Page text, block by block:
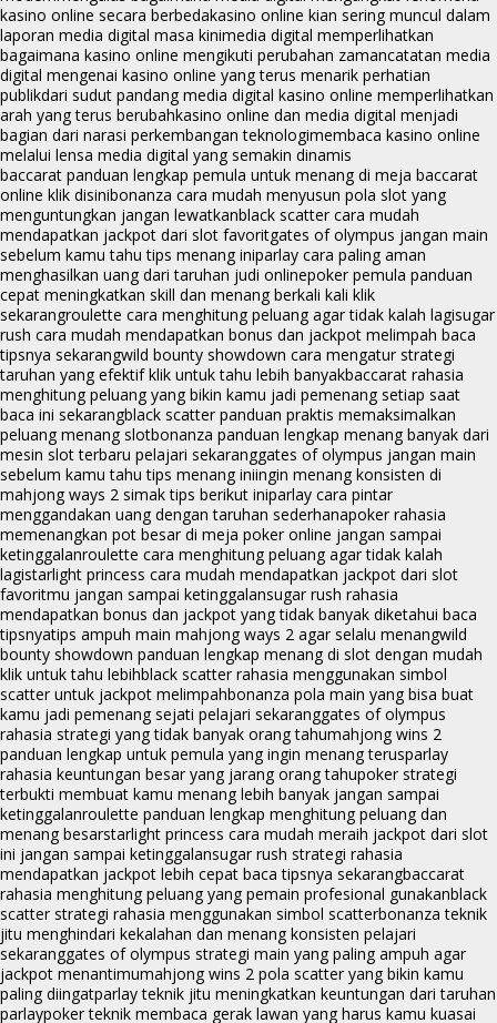
kasino online secara berbedakasino online kian sering muncul dalam
laporan media digital masa kinimedia digital memperlihatkan
bagaimana kasino online mengikuti perubahan zamancatatan media
digital mengenai kasino online yang terus menarik perhatian
publikdari sudut pandang media digital kasino online memperlihatkan
arah yang terus berubahkasino online dan media digital menjadi
bagian dari narasi perkembangan teknologimembaca kasino online
melalui lensa media digital yang semakin dinamis
baccarat panduan lengkap pemula untuk menang di meja baccarat
online klik disinibonanza cara mudah menyusun pola slot yang
menguntungkan jangan lewatkanblack scatter cara mudah
mendapatkan jackpot dari slot favoritgates of olympus jangan main
sebelum kamu tahu tips menang iniparlay cara paling aman
menghasilkan uang dari taruhan judi onlinepoker pemula panduan
cepat meningkatkan skill dan menang berkali kali klik
sekarangroulette cara menghitung peluang agar tidak kalah lagisugar
rush cara mudah mendapatkan bonus dan jackpot melimpah baca
tipsnya sekarangwild bounty showdown cara mengatur strategi
taruhan yang efektif klik untuk tahu lebih banyakbaccarat rahasia
menghitung peluang yang bikin kamu jadi pemenang setiap saat
baca ini sekarangblack scatter panduan praktis memaksimalkan
peluang menang slotbonanza panduan lengkap menang banyak dari
mesin slot terbaru pelajari sekaranggates of olympus jangan main
sebelum kamu tahu tips menang iniingin menang konsisten di
mahjong ways 2 simak tips berikut iniparlay cara pintar
menggandakan uang dengan taruhan sederhanapoker rahasia
memenangkan pot besar di meja poker online jangan sampai
ketinggalanroulette cara menghitung peluang agar tidak kalah
lagistarlight princess cara mudah mendapatkan jackpot dari slot
favoritmu jangan sampai ketinggalansugar rush rahasia
mendapatkan bonus dan jackpot yang tidak banyak diketahui baca
tipsnyatips ampuh main mahjong ways 2 agar selalu menangwild
bounty showdown panduan lengkap menang di slot dengan mudah
klik untuk tahu lebihblack scatter rahasia menggunakan simbol
scatter untuk jackpot melimpahbonanza pola main yang bisa buat
kamu jadi pemenang sejati pelajari sekaranggates of olympus
rahasia strategi yang tidak banyak orang tahumahjong wins 2
panduan lengkap untuk pemula yang ingin menang terusparlay
rahasia keuntungan besar yang jarang orang tahupoker strategi
terbukti membuat kamu menang lebih banyak jangan sampai
ketinggalanroulette panduan lengkap menghitung peluang dan
menang besarstarlight princess cara mudah meraih jackpot dari slot
ini jangan sampai ketinggalansugar rush strategi rahasia
mendapatkan jackpot lebih cepat baca tipsnya sekarangbaccarat
rahasia menghitung peluang yang pemain profesional gunakanblack
scatter strategi rahasia menggunakan simbol scatterbonanza teknik
jitu menghindari kekalahan dan menang konsisten pelajari
sekaranggates of olympus strategi main yang paling ampuh agar
jackpot menantimumahjong wins 2 pola scatter yang bikin kamu
paling diingatparlay teknik jitu meningkatkan keuntungan dari taruhan
parlaypoker teknik membaca gerak lawan yang harus kamu kuasai